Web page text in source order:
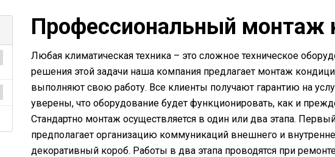
Профессиональный монтаж
Любая климатическая техника – это сложное техническое
решения этой задачи наша компания предлагает монтаж
выполняют свою работу. Все клиенты получают гарантию на
уверены, что оборудование будет функционировать, как и
Стандартно монтаж осуществляется в один или два этапа.
предполагает организацию коммуникаций внешнего и
декоративный короб. Работы в два этапа проводятся при